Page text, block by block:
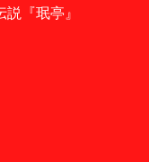
『珉亭』